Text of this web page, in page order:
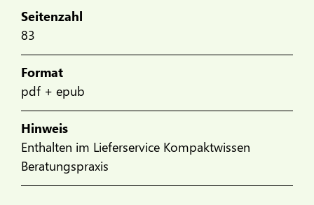
Seitenzahl
83
Format
pdf + epub
Hinweis
Enthalten im Lieferservice Kompaktwissen
Beratungspraxis